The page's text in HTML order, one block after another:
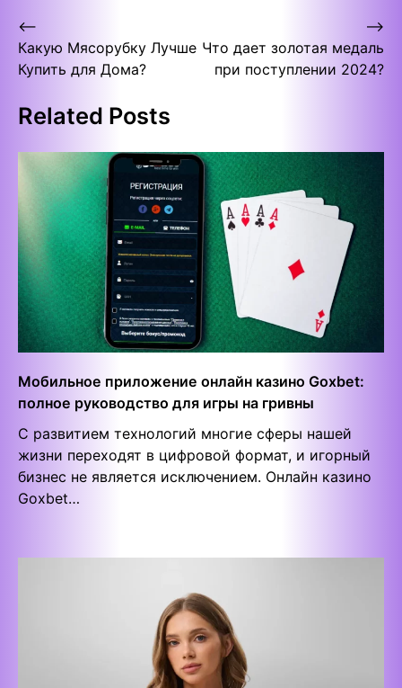
Post
navigation
⟵
Какую Мясорубку Лучше
Купить для Дома?
Что дает золотая медаль
при поступлении 2024?
⟶
Related Posts
Мобильное приложение онлайн казино Goxbet:
полное руководство для игры на гривны
С развитием технологий многие сферы нашей
жизни переходят в цифровой формат, и игорный
бизнес не является исключением. Онлайн казино
Goxbet…